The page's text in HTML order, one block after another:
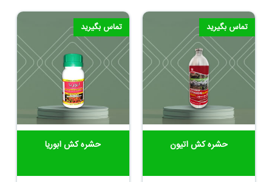
تماس بگیرید
حشره کش ابوریا
تماس بگیرید
حشره کش اتیون